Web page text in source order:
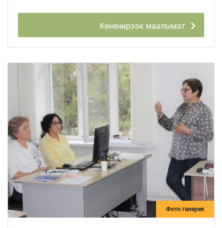
Кененирээк маалымат
Фото галерея